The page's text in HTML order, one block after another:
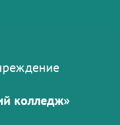
колледж»